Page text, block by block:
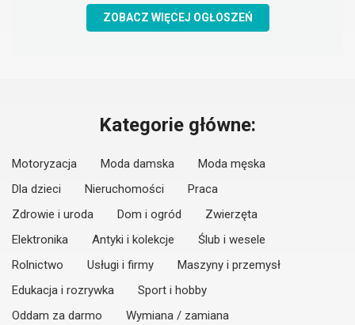
ZOBACZ WIĘCEJ OGŁOSZEŃ
Kategorie główne:
Motoryzacja Moda damska
Moda męska
Dla dzieci
Nieruchomości
Praca
Zdrowie i uroda
Dom i ogród
Zwierzęta
Elektronika
Antyki i kolekcje
Ślub i wesele
Rolnictwo
Usługi i firmy
Maszyny i przemysł
Edukacja i rozrywka
Sport i hobby
Oddam za darmo
Wymiana / zamiana